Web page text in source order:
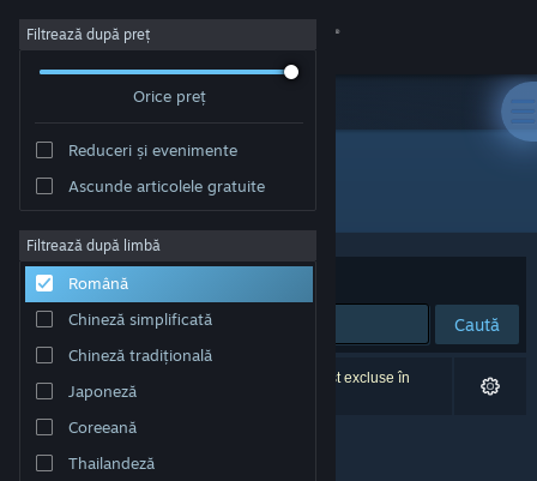
Conectează-te
Despre
Asistență
Schimbă limba
Vezi site în versiunea pentru desktop
Filtrează după preț
Orice preț
Reduceri și evenimente
Ascunde articolele gratuite
Filtrează după limbă
Română
Chineză simplificată
Chineză tradițională
Japoneză
Coreeană
Thailandeză
Editor: Glitchr Studio
Sortează după
Caută
0 rezultate corespund căutării tale. 3 titluri au fost excluse în
funcție de preferințele tale.